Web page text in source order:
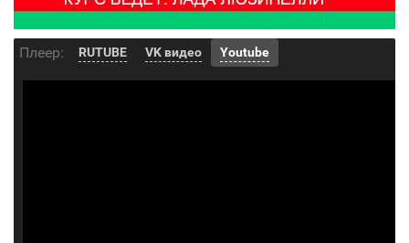
Плеер: RUTUBE VK видео Youtube